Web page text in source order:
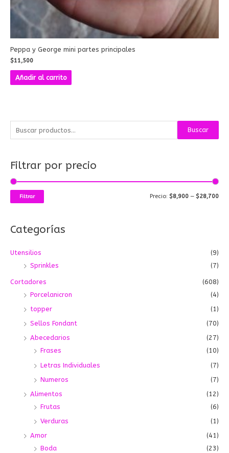
u
c
a
r
p
r
Buscar
Filtrar por precio
r
i
r
i
Filtrar Precio: $8,900 — $28,700
Categorías
Utensilios
(9)
Sprinkles
(7)
Cortadores
(608)
Porcelanicron
(4)
topper
(1)
Sellos Fondant
(70)
Abecedarios
(27)
Frases
(10)
Letras Individuales
(7)
Numeros
(7)
Alimentos
(12)
Frutas
(6)
Verduras
(1)
Amor
(41)
Boda
(23)
Peppa y George mini partes principales
$11,500
Añadir al carrito